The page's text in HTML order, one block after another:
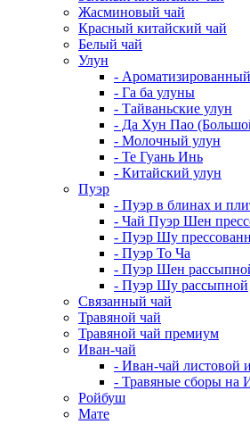
Жасминовый чай
Красный китайский чай
Белый чай
Улун
-
- Га ба улуны
- Тайваньские улун
- Да Хун Пао
- Молочный улун
- Те Гуань Инь
- Китайский улун
Пуэр
- Пуэр в блинах и
- Чай Пуэр Шен
- Пуэр Шу
- Пуэр То Ча
- Пуэр Шен
- Пуэр Шу рассыпной
Связанный чай
Травяной чай
Травяной чай премиум
Иван-чай
- Иван-чай листовой
- Травяные сборы на
Ройбуш
Мате